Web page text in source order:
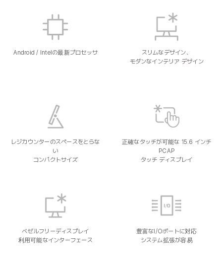
Android / Intelの最新プロセッサ
スリムなデザイン、
モダンなインテリア デザイン
レジカウンターのスペースをとらな
い
コンパクトサイズ
正確なタッチが可能な 15.6 インチ
PCAP
タッチ ディスプレイ
ベゼルフリーディスプレイ
利用可能なインターフェース
豊富なI/Oポートに対応
システム拡張が容易